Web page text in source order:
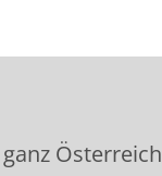
Österreich